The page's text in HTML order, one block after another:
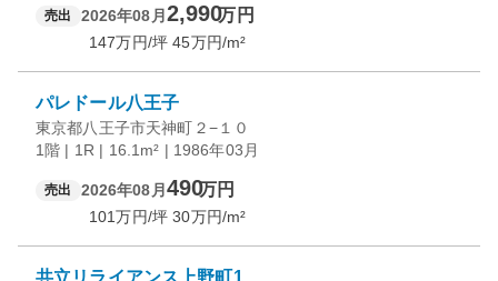
売出 2026年08月 2,990万円
147万円/坪 45万円/m²
パレドール八王子
東京都八王子市天神町２−１０
1階 | 1R | 16.1m² | 1986年03月
売出 2026年08月 490万円
101万円/坪 30万円/m²
共立リライアンス上野町1